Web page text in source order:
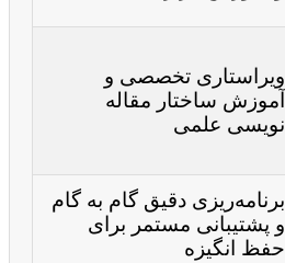
ویراستاری تخصصی و
آموزش ساختار مقاله
نویسی علمی
برنامه‌ریزی دقیق گام به گام
و پشتیبانی مستمر برای
حفظ انگیزه